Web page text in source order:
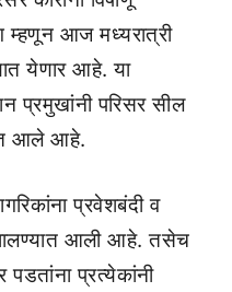
म्हणून आज मध्यरात्री
येणार आहे. या
प्रमुखांनी परिसर सील
आले आहे.
प्रवेशबंदी व
घालण्यात आली आहे. तसेच
पडतांना प्रत्येकांनी